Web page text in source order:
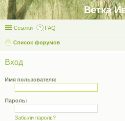
Ветка
Ссылки FAQ
Список форумов
Вход
Имя пользователя:
Пароль:
Забыли пароль?